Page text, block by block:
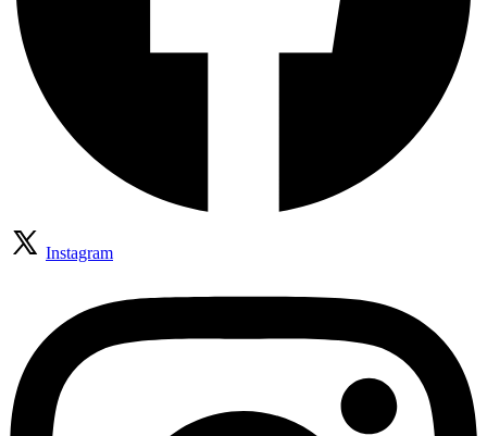
Instagram